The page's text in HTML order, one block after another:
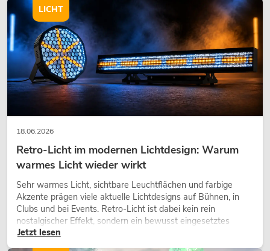
18.06.2026
Retro-Licht im modernen Lichtdesign: Warum
warmes Licht wieder wirkt
Sehr warmes Licht, sichtbare Leuchtflächen und farbige
Akzente prägen viele aktuelle Lichtdesigns auf Bühnen, in
Clubs und bei Events. Retro-Licht ist dabei kein rein
nostalgischer Effekt, sondern ein bewusst eingesetztes
Gestaltungsmittel: Es schafft Atmosphäre, gibt Szenen
Jetzt lesen
LICHT